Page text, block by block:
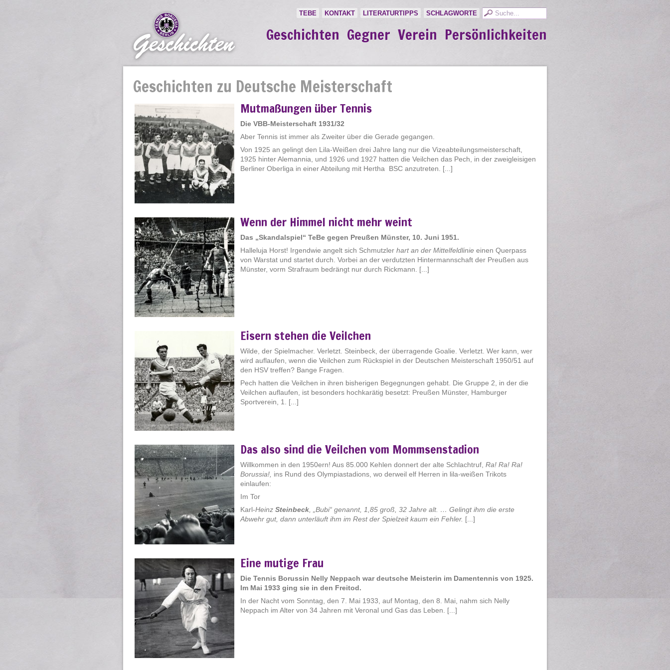
TEBE KONTAKT LITERATURTIPPS SCHLAGWORTE
Geschichten Gegner Verein Persönlichkeiten
Geschichten zu Deutsche Meisterschaft
Mutmaßungen über Tennis
Die VBB-Meisterschaft 1931/32
Aber Tennis ist immer als Zweiter über die Gerade gegangen.
Von 1925 an gelingt den Lila-Weißen drei Jahre lang nur die Vizeabteilungsmeisterschaft,
1925 hinter Alemannia, und 1926 und 1927 hatten die Veilchen das Pech, in der zweigleisigen
Berliner Oberliga in einer Abteilung mit Hertha BSC anzutreten. [...]
Wenn der Himmel nicht mehr weint
Das „Skandalspiel“ TeBe gegen Preußen Münster, 10. Juni 1951.
Halleluja Horst! Irgendwie angelt sich Schmutzler hart an der Mittelfeldlinie einen Querpass
von Warstat und startet durch. Vorbei an der verdutzten Hintermannschaft der Preußen aus
Münster, vorm Strafraum bedrängt nur durch Rickmann. [...]
Eisern stehen die Veilchen
Wilde, der Spielmacher. Verletzt. Steinbeck, der überragende Goalie. Verletzt. Wer kann, wer
wird auflaufen, wenn die Veilchen zum Rückspiel in der Deutschen Meisterschaft 1950/51 auf
den HSV treffen? Bange Fragen.
Pech hatten die Veilchen in ihren bisherigen Begegnungen gehabt. Die Gruppe 2, in der die
Veilchen auflaufen, ist besonders hochkarätig besetzt: Preußen Münster, Hamburger
Sportverein, 1. [...]
Das also sind die Veilchen vom Mommsenstadion
Willkommen in den 1950ern! Aus 85.000 Kehlen donnert der alte Schlachtruf, Ra! Ra! Ra!
Borussia!, ins Rund des Olympiastadions, wo derweil elf Herren in lila-weißen Trikots
einlaufen:
Im Tor
Karl-Heinz Steinbeck , „Bubi“ genannt, 1,85 groß, 32 Jahre alt. … Gelingt ihm die erste
Abwehr gut, dann unterläuft ihm im Rest der Spielzeit kaum ein Fehler. [...]
Eine mutige Frau
Die Tennis Borussin Nelly Neppach war deutsche Meisterin im Damentennis von 1925.
Im Mai 1933 ging sie in den Freitod.
In der Nacht vom Sonntag, den 7. Mai 1933, auf Montag, den 8. Mai, nahm sich Nelly
Neppach im Alter von 34 Jahren mit Veronal und Gas das Leben. [...]